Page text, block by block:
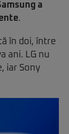
a
.
în doi, între
ani. LG nu
iar Sony